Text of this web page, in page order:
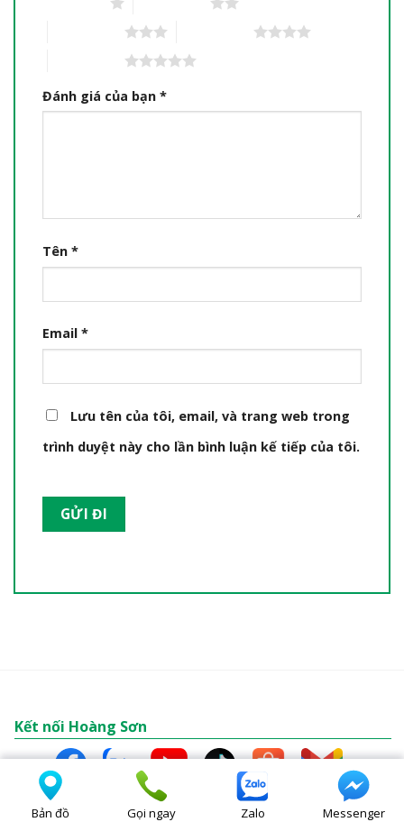
Đánh giá của bạn *
Tên *
Email *
Lưu tên của tôi, email, và trang web trong
trình duyệt này cho lần bình luận kế tiếp của tôi.
Bản đồ Gọi ngay Zalo Messenger
Kết nối Hoàng Sơn
Hỗ trợ thanh toán